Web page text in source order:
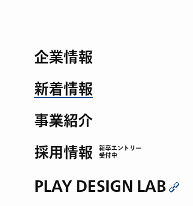
企業情報
新着情報
事業紹介
採用情報
新卒エントリー
受付中
PLAY DESIGN LAB